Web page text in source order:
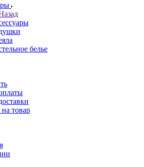
белье
товар